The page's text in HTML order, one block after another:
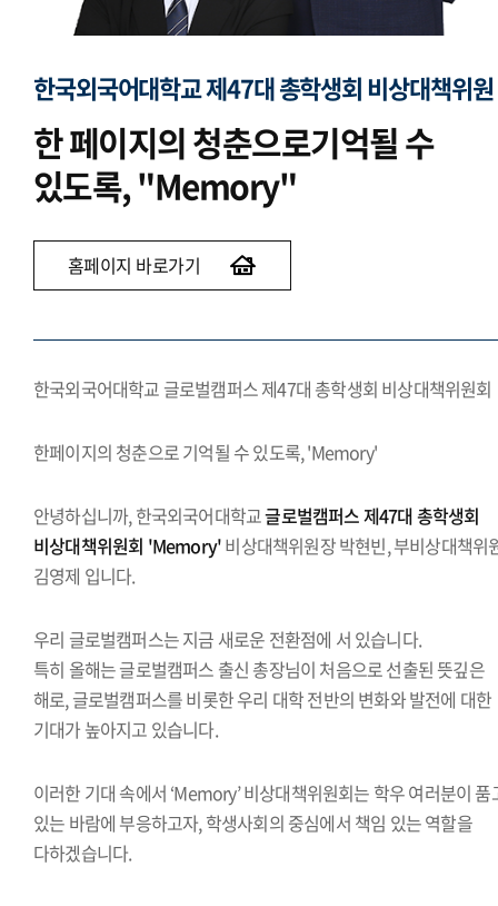
한국외국어대학교 제47대 총학생회 비상대책위원
한 페이지의 청춘으로기억될 수
있도록, "Memory"
홈페이지 바로가기
한국외국어대학교 글로벌캠퍼스 제47대 총학생회 비상대책위원회
한페이지의 청춘으로 기억될 수 있도록, 'Memory'
안녕하십니까, 한국외국어대학교글로벌캠퍼스 제47대 총학생회
비상대책위원회 'Memory'비상대책위원장 박현빈, 부비상대책위
김영제 입니다.
우리 글로벌캠퍼스는 지금 새로운 전환점에 서 있습니다.
특히 올해는 글로벌캠퍼스 출신 총장님이 처음으로 선출된 뜻깊은
해로, 글로벌캠퍼스를 비롯한 우리 대학 전반의 변화와 발전에 대한
기대가 높아지고 있습니다.
이러한 기대 속에서 ‘Memory’ 비상대책위원회는 학우 여러분이 품
있는 바람에 부응하고자, 학생사회의 중심에서 책임 있는 역할을
다하겠습니다.